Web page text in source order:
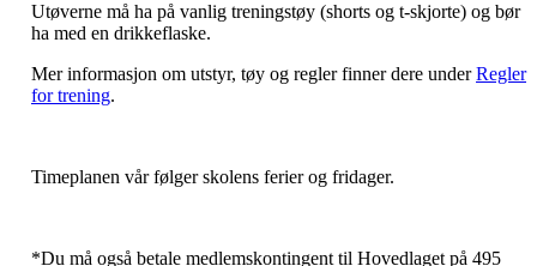
Utøverne må ha på vanlig treningstøy (shorts og t-skjorte) og bør
ha med en drikkeflaske.
Mer informasjon om utstyr, tøy og regler finner dere underRegler
for trening.
Timeplanen vår følger skolens ferier og fridager.
*Du må også betale medlemskontingent til Hovedlaget på 495